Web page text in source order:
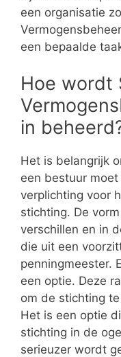
een organisatie
een bepaalde
Hoe wordt
in
Het is belangrijk
een bestuur
verplichting voor
stichting. De
verschillen en in
die uit een
penningmeester.
een optie. Deze
om de stichting
Het is een optie
stichting in de
serieuzer wordt